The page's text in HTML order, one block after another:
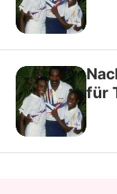
für